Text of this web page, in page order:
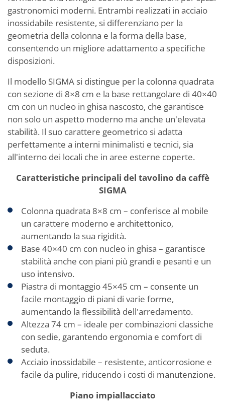
gastronomici moderni. Entrambi realizzati in acciaio
inossidabile resistente, si differenziano per la
geometria della colonna e la forma della base,
consentendo un migliore adattamento a specifiche
disposizioni.
Il modello SIGMA si distingue per la colonna quadrata
con sezione di 8×8 cm e la base rettangolare di 40×40
cm con un nucleo in ghisa nascosto, che garantisce
non solo un aspetto moderno ma anche un'elevata
stabilità. Il suo carattere geometrico si adatta
perfettamente a interni minimalisti e tecnici, sia
all'interno dei locali che in aree esterne coperte.
Caratteristiche principali del tavolino da caffè
SIGMA
Colonna quadrata 8×8 cm – conferisce al mobile
un carattere moderno e architettonico,
aumentando la sua rigidità.
Base 40×40 cm con nucleo in ghisa – garantisce
stabilità anche con piani più grandi e pesanti e un
uso intensivo.
Piastra di montaggio 45×45 cm – consente un
facile montaggio di piani di varie forme,
aumentando la flessibilità dell'arredamento.
Altezza 74 cm – ideale per combinazioni classiche
con sedie, garantendo ergonomia e comfort di
seduta.
Acciaio inossidabile – resistente, anticorrosione e
facile da pulire, riducendo i costi di manutenzione.
Piano impiallacciato